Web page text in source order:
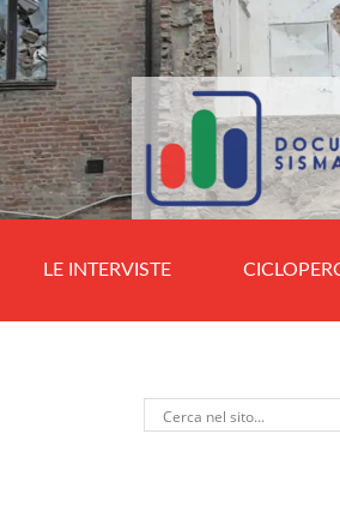
LE INTERVISTE